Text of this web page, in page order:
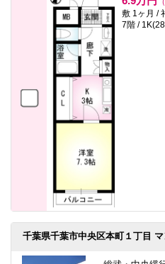
敷 1ヶ月 /
7階 /
千葉県千葉市中央区本町１丁目